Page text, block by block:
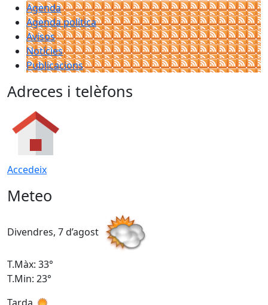
Agenda
Agenda política
Avisos
Notícies
Publicacions
Adreces i telèfons
Accedeix
Meteo
Divendres, 7 d’agost
T.Màx: 33°
T.Min: 23°